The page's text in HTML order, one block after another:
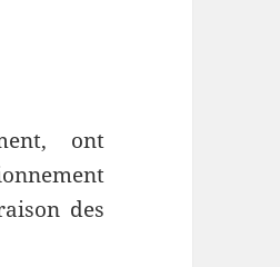
ont
des